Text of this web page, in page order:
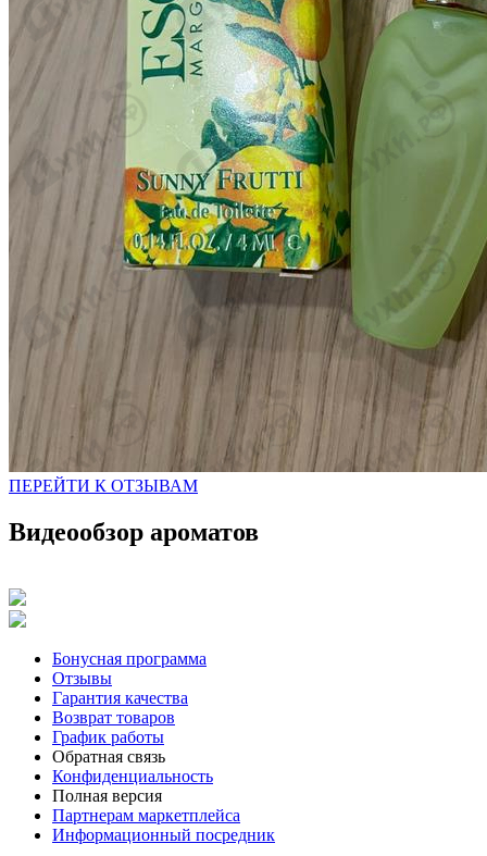
ПЕРЕЙТИ К ОТЗЫВАМ
Видеообзор ароматов
Бонусная программа
Отзывы
Гарантия качества
Возврат товаров
График работы
Обратная связь
Конфиденциальность
Полная версия
Партнерам маркетплейса
Информационный посредник